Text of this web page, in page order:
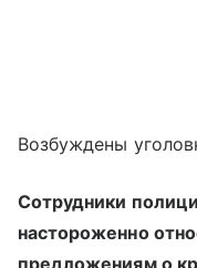
Возбуждены
Сотрудники
настороженно
предложениям о